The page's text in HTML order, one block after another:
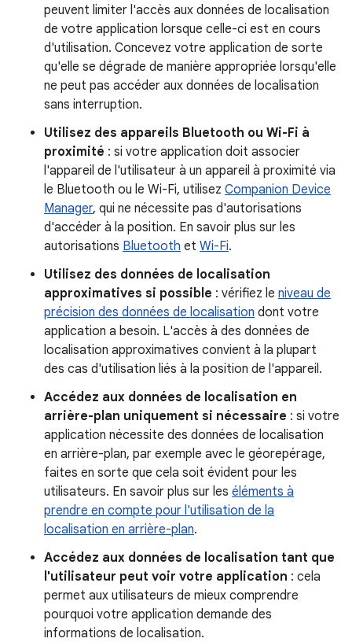
peuvent limiter l'accès aux données de localisation
de votre application lorsque celle-ci est en cours
d'utilisation. Concevez votre application de sorte
qu'elle se dégrade de manière appropriée lorsqu'elle
ne peut pas accéder aux données de localisation
sans interruption.
Utilisez des appareils Bluetooth ou Wi-Fi à
proximité : si votre application doit associer
l'appareil de l'utilisateur à un appareil à proximité via
le Bluetooth ou le Wi-Fi, utilisez Companion Device
Manager, qui ne nécessite pas d'autorisations
d'accéder à la position. En savoir plus sur les
autorisations Bluetooth et Wi-Fi.
Utilisez des données de localisation
approximatives si possible : vérifiez le niveau de
précision des données de localisation dont votre
application a besoin. L'accès à des données de
localisation approximatives convient à la plupart
des cas d'utilisation liés à la position de l'appareil.
Accédez aux données de localisation en
arrière-plan uniquement si nécessaire : si votre
application nécessite des données de localisation
en arrière-plan, par exemple avec le géorepérage,
faites en sorte que cela soit évident pour les
utilisateurs. En savoir plus sur les éléments à
prendre en compte pour l'utilisation de la
localisation en arrière-plan.
Accédez aux données de localisation tant que
l'utilisateur peut voir votre application : cela
permet aux utilisateurs de mieux comprendre
pourquoi votre application demande des
informations de localisation.